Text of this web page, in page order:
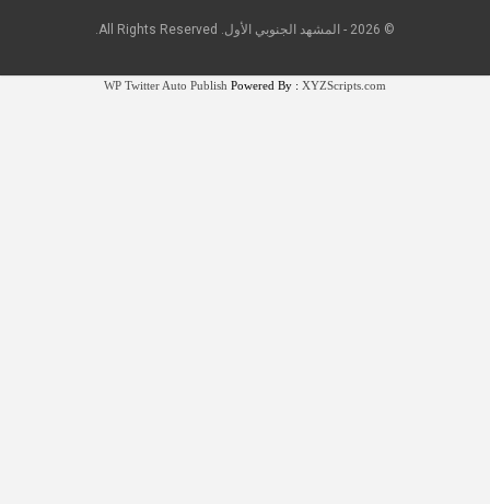
© 2026 - المشهد الجنوبي الأول. All Rights Reserved.
WP Twitter Auto Publish Powered By : XYZScripts.com